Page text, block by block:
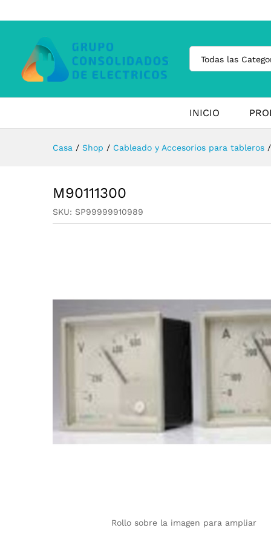
Todas las
INICIO
Casa / Shop / Cableado y Accesorios para tableros /
M90111300
SKU: SP99999910989
Rollo sobre la imagen para ampliar